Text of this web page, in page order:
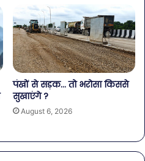
पंखों से सड़क… तो भरोसा किससे
सुखाएंगे ?
August 6, 2026